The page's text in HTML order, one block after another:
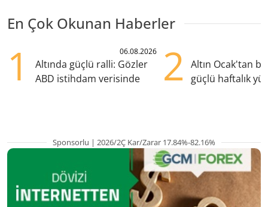
En Çok Okunan Haberler
1 06.08.2026
Altında güçlü ralli: Gözler
ABD istihdam verisinde
2
Altın Ocak'tan
güçlü haftalık
Sponsorlu | 2026/2Ç Kar/Zarar 17.84%-82.16%